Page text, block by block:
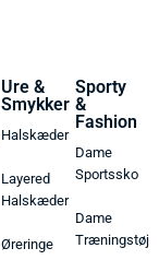
Ure &
Smykker
Halskæder
Layered
Halskæder
Øreringe
Sporty
&
Fashion
Dame
Sportssko
Dame
Træningstøj